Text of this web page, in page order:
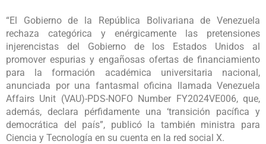
“El Gobierno de la República Bolivariana de Venezuela
rechaza categórica y enérgicamente las pretensiones
injerencistas del Gobierno de los Estados Unidos al
promover espurias y engañosas ofertas de financiamiento
para la formación académica universitaria nacional,
anunciada por una fantasmal oficina llamada Venezuela
Affairs Unit (VAU)-PDS-NOFO Number FY2024VE006, que,
además, declara pérfidamente una ‘transición pacífica y
democrática del país”, publicó la también ministra para
Ciencia y Tecnología en su cuenta en la red social X.